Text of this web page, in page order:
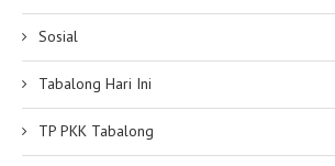
Sosial
Tabalong Hari Ini
TP PKK Tabalong